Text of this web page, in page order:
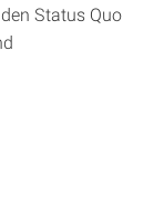
Status Quo